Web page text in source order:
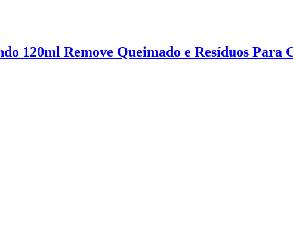
120ml Remove Queimado e Resíduos Para